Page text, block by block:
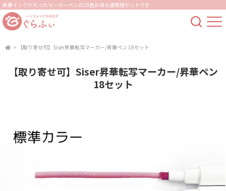
昇華インクが入ったマーカーペンの18色お得な通販用セットです
> 【取り寄せ可】Siser昇華転写マーカー/昇華ペン 18セット
【取り寄せ可】Siser昇華転写マーカー/昇華ペン
18セット